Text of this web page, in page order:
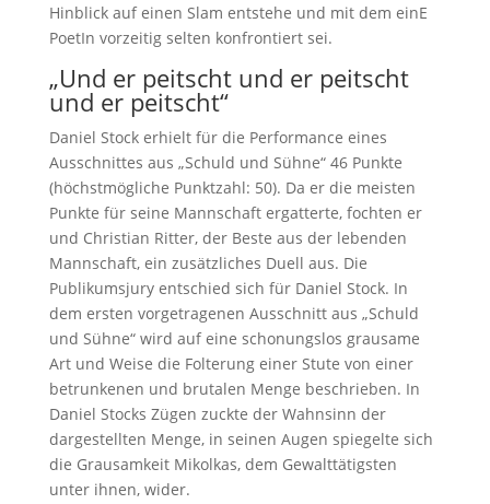
Hinblick auf einen Slam entstehe und mit dem einE
PoetIn vorzeitig selten konfrontiert sei.
„Und er peitscht und er peitscht
und er peitscht“
Daniel Stock erhielt für die Performance eines
Ausschnittes aus „Schuld und Sühne“ 46 Punkte
(höchstmögliche Punktzahl: 50). Da er die meisten
Punkte für seine Mannschaft ergatterte, fochten er
und Christian Ritter, der Beste aus der lebenden
Mannschaft, ein zusätzliches Duell aus. Die
Publikumsjury entschied sich für Daniel Stock. In
dem ersten vorgetragenen Ausschnitt aus „Schuld
und Sühne“ wird auf eine schonungslos grausame
Art und Weise die Folterung einer Stute von einer
betrunkenen und brutalen Menge beschrieben. In
Daniel Stocks Zügen zuckte der Wahnsinn der
dargestellten Menge, in seinen Augen spiegelte sich
die Grausamkeit Mikolkas, dem Gewalttätigsten
unter ihnen, wider.